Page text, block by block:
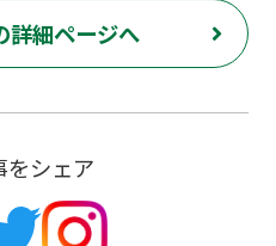
詳細ページへ
をシェア